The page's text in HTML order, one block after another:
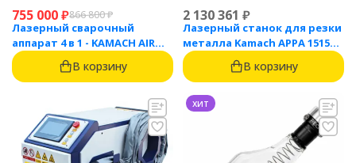
755 000₽866 800₽
Лазерный сварочный
аппарат 4 в 1 - KAMACH AIR
1500
В корзину
2 130 361 ₽
Лазерный станок для резки
металла Kamach APPA 1515
(1500 Вт)
В корзину
хит